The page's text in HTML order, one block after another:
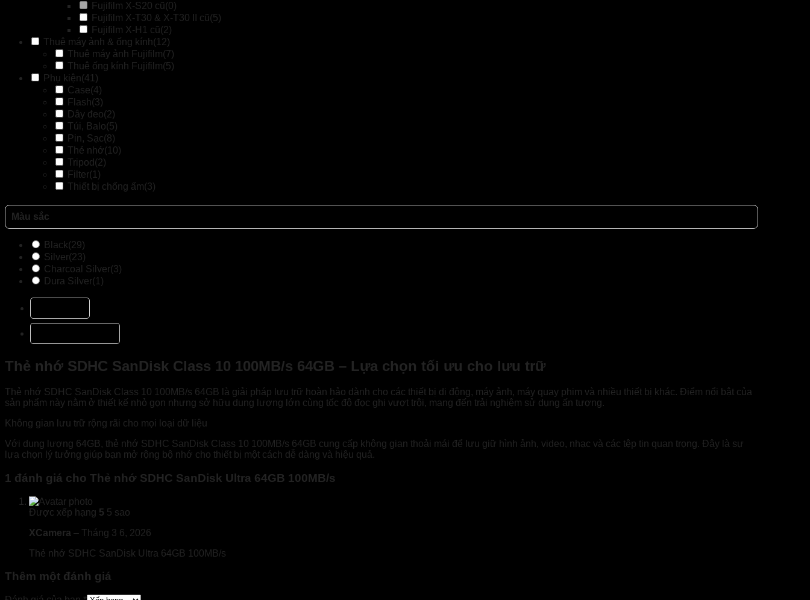
Fujifilm X-S20 cũ(0)
Fujifilm X-T30 & X-T30 II cũ(5)
Fujifilm X-H1 cũ(2)
Thuê máy ảnh & ống kính(12)
Thuê máy ảnh Fujifilm(7)
Thuê ống kính Fujifilm(5)
Phụ kiện(41)
Case(4)
Flash(3)
Dây đeo(2)
Túi, Balo(5)
Pin, Sạc(8)
Thẻ nhớ(10)
Tripod (2)
Filter(1)
Thiết bị chống ấm(3)
Màu sắc
Black(29)
Silver(23)
Charcoal Silver(3)
Dura Silver(1)
Thẻ nhớ SDHC SanDisk Class 10 100MB/s 64GB – Lựa chọn tối ưu cho lưu trữ
Thẻ nhớ SDHC SanDisk Class 10 100MB/s 64GB là giải pháp lưu trữ hoàn hảo dành cho các thiết bị di động, máy ảnh, máy quay phim và nhiều thiết bị khác. Điểm nổi bật của
sản phẩm này nằm ở thiết kế nhỏ gọn nhưng sở hữu dung lượng lớn cùng tốc độ đọc ghi vượt trội, mang đến trải nghiệm sử dụng ấn tượng.
Không gian lưu trữ rộng rãi cho mọi loại dữ liệu
Với dung lượng 64GB, thẻ nhớ SDHC SanDisk Class 10 100MB/s 64GB cung cấp không gian thoải mái để lưu giữ hình ảnh, video, nhạc và các tệp tin quan trọng. Đây là sự
lựa chọn lý tưởng giúp bạn mở rộng bộ nhớ cho thiết bị một cách dễ dàng và hiệu quả.
1 đánh giá cho Thẻ nhớ SDHC SanDisk Ultra 64GB 100MB/s
Được xếp hạng 5 5 sao
XCamera – Tháng 3 6, 2026
Thẻ nhớ SDHC SanDisk Ultra 64GB 100MB/s
Thêm một đánh giá